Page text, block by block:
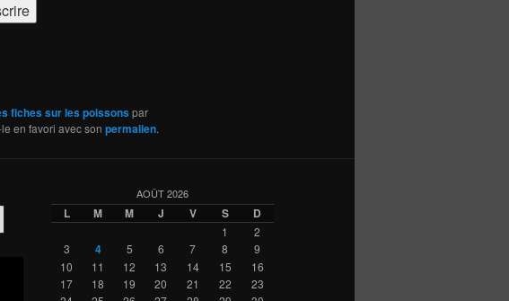
fiches sur les poissonspar
en favori avec son permalien.
AOÛT 2026
L M M J V S D
1
2
3
4 5 6 7 8
9
10
11 12 13 14 15
16
17
18 19 20 21 22
23